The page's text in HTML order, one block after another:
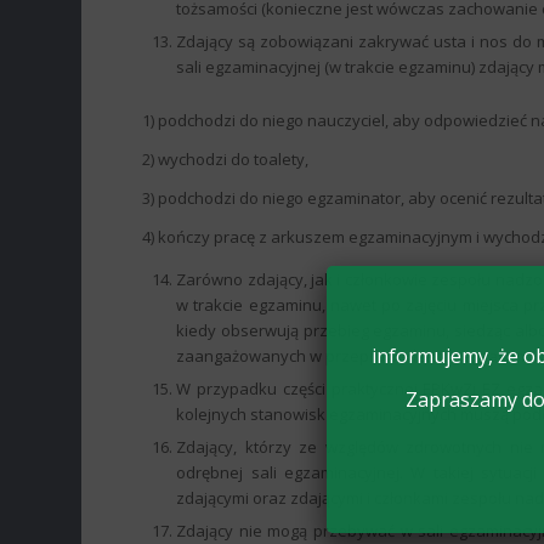
tożsamości (konieczne jest wówczas
Zdający są zobowiązani zakrywać usta i nos do
sali egzaminacyjnej (w trakcie egzaminu)
1) podchodzi do niego nauczyciel, aby odpowiedzieć
2) wychodzi do toalety,
3) podchodzi do niego egzaminator, aby ocenić
4) kończy pracę z arkuszem egzaminacyjnym i
Zarówno zdający, jak i członkowie zespołu
w trakcie egzaminu, nawet po zajęciu miejsca
kiedy obserwują przebieg egzaminu, siedząc
zaangażowanych w przeprowadzanie egzaminu
W przypadku części praktycznej EPKwZi EZ
kolejnych stanowisk egzaminacyjnych muszą
Zdający, którzy ze względów zdrowotnych
odrębnej sali egzaminacyjnej. W takiej
zdającymi oraz zdającymi i członkami zespołu
Zdający nie mogą przebywać w sali
informujemy, że
Zapraszamy